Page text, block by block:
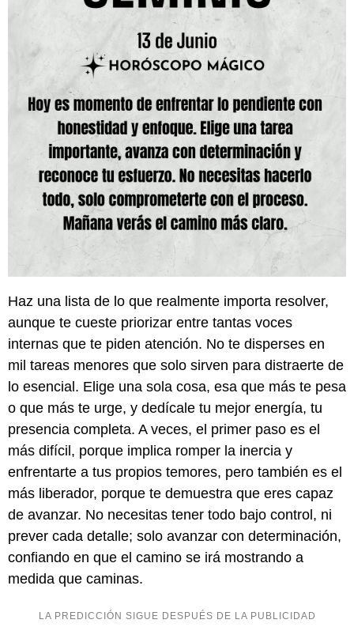
Haz una lista de lo que realmente importa resolver,
aunque te cueste priorizar entre tantas voces
internas que te piden atención. No te disperses en
mil tareas menores que solo sirven para distraerte de
lo esencial. Elige una sola cosa, esa que más te pesa
o que más te urge, y dedícale tu mejor energía, tu
presencia completa. A veces, el primer paso es el
más difícil, porque implica romper la inercia y
enfrentarte a tus propios temores, pero también es el
más liberador, porque te demuestra que eres capaz
de avanzar. No necesitas tener todo bajo control, ni
prever cada detalle; solo avanzar con determinación,
confiando en que el camino se irá mostrando a
medida que caminas.